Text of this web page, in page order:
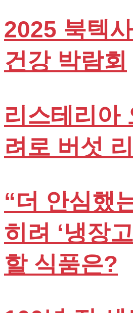
2025 북텍
건강 박람회
리스테리아
려로 버섯
“더 안심했
히려 ‘냉장
할 식품은?